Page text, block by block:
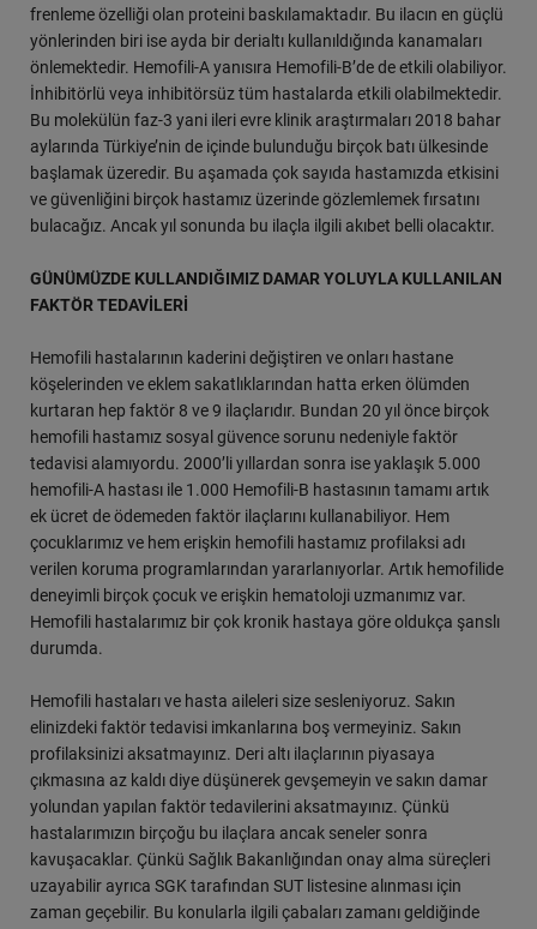
frenleme özelliği olan proteini baskılamaktadır. Bu ilacın en güçlü
yönlerinden biri ise ayda bir derialtı kullanıldığında kanamaları
önlemektedir. Hemofili-A yanısıra Hemofili-B’de de etkili olabiliyor.
İnhibitörlü veya inhibitörsüz tüm hastalarda etkili olabilmektedir.
Bu molekülün faz-3 yani ileri evre klinik araştırmaları 2018 bahar
aylarında Türkiye’nin de içinde bulunduğu birçok batı ülkesinde
başlamak üzeredir. Bu aşamada çok sayıda hastamızda etkisini
ve güvenliğini birçok hastamız üzerinde gözlemlemek fırsatını
bulacağız. Ancak yıl sonunda bu ilaçla ilgili akıbet belli olacaktır.
GÜNÜMÜZDE KULLANDIĞIMIZ DAMAR YOLUYLA KULLANILAN
FAKTÖR TEDAVİLERİ
Hemofili hastalarının kaderini değiştiren ve onları hastane
köşelerinden ve eklem sakatlıklarından hatta erken ölümden
kurtaran hep faktör 8 ve 9 ilaçlarıdır. Bundan 20 yıl önce birçok
hemofili hastamız sosyal güvence sorunu nedeniyle faktör
tedavisi alamıyordu. 2000’li yıllardan sonra ise yaklaşık 5.000
hemofili-A hastası ile 1.000 Hemofili-B hastasının tamamı artık
ek ücret de ödemeden faktör ilaçlarını kullanabiliyor. Hem
çocuklarımız ve hem erişkin hemofili hastamız profilaksi adı
verilen koruma programlarından yararlanıyorlar. Artık hemofilide
deneyimli birçok çocuk ve erişkin hematoloji uzmanımız var.
Hemofili hastalarımız bir çok kronik hastaya göre oldukça şanslı
durumda.
Hemofili hastaları ve hasta aileleri size sesleniyoruz. Sakın
elinizdeki faktör tedavisi imkanlarına boş vermeyiniz. Sakın
profilaksinizi aksatmayınız. Deri altı ilaçlarının piyasaya
çıkmasına az kaldı diye düşünerek gevşemeyin ve sakın damar
yolundan yapılan faktör tedavilerini aksatmayınız. Çünkü
hastalarımızın birçoğu bu ilaçlara ancak seneler sonra
kavuşacaklar. Çünkü Sağlık Bakanlığından onay alma süreçleri
uzayabilir ayrıca SGK tarafından SUT listesine alınması için
zaman geçebilir. Bu konularla ilgili çabaları zamanı geldiğinde